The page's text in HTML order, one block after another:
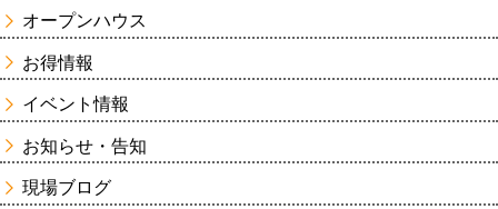
オープンハウス
お得情報
イベント情報
お知らせ・告知
現場ブログ